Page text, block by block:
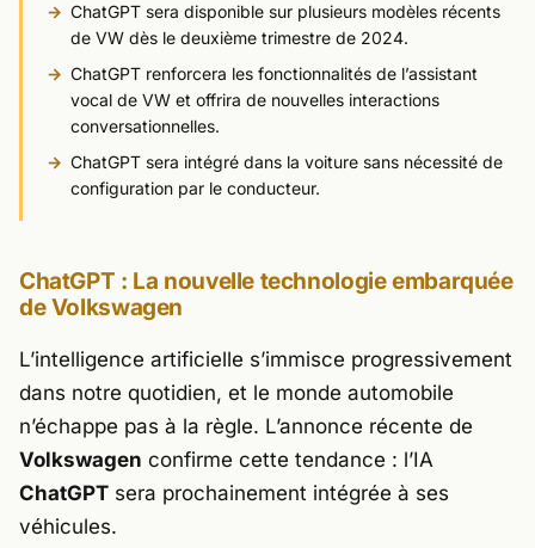
ChatGPT sera disponible sur plusieurs modèles récents
de VW dès le deuxième trimestre de 2024.
ChatGPT renforcera les fonctionnalités de l’assistant
vocal de VW et offrira de nouvelles interactions
conversationnelles.
ChatGPT sera intégré dans la voiture sans nécessité de
configuration par le conducteur.
ChatGPT : La nouvelle technologie embarquée
de Volkswagen
L’intelligence artificielle s’immisce progressivement
dans notre quotidien, et le monde automobile
n’échappe pas à la règle. L’annonce récente de
Volkswagen confirme cette tendance : l’IA
ChatGPT sera prochainement intégrée à ses
véhicules.